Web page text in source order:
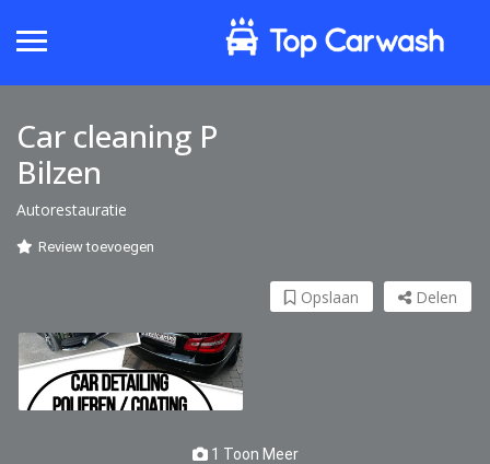
Car cleaning P
Bilzen
Autorestauratie
Review toevoegen
Delen
Opslaan
1 Toon Meer